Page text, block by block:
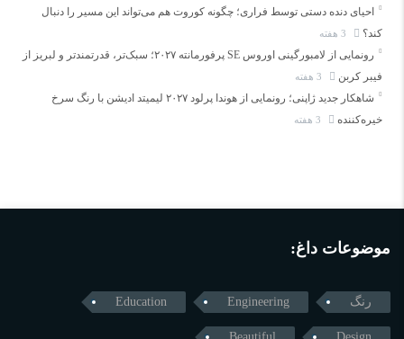
احیای دنده دستی توسط فراری؛ چگونه کوروت هم می‌تواند این مسیر را دنبال
کند؟
رونمایی از لامبورگینی اوروس SE پرفورمانته ۲۰۲۷؛ سبک‌تر، قدرتمندتر و لبریز از
فیبر کربن
شاهکار جدید ژاپنی؛ رونمایی از هوندا پرلود ۲۰۲۷ لیمیتد ادیشن با رنگ سرخ
خیره‌کننده
موضوعات داغ:
رنگ Engineering
Education